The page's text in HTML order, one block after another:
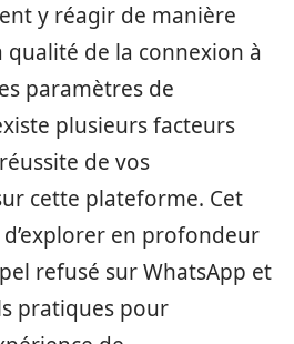
y réagir de manière
qualité de la connexion à
paramètres de
plusieurs facteurs
de vos
cette plateforme. Cet
en profondeur
refusé sur WhatsApp et
pratiques pour